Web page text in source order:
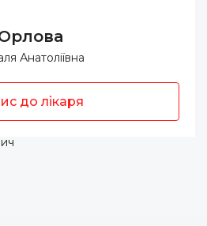
Анатоліївна
до лікаря